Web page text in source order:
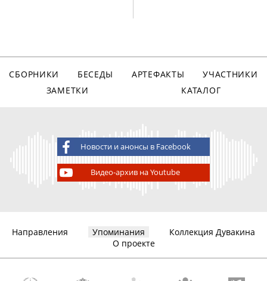
СБОРНИКИ БЕСЕДЫ АРТЕФАКТЫ
УЧАСТНИКИ
ЗАМЕТКИ
КАТАЛОГ
Новости и анонсы в Facebook
Видео-архив на Youtube
Направления Упоминания
Коллекция Дувакина
О проекте